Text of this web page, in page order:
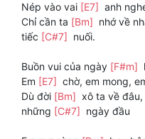
Nép vào vai [E7] anh
Chỉ cần ta [Bm] nhớ về
tiếc [C#7] nuối.
Buồn vui của ngày [F#m]
Em [E7] chờ, em mong,
Dù đời [Bm] xô ta về đâu,
những [C#7] ngày đầu